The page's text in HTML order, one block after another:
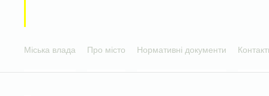
Міська влада Про місто Нормативні документи